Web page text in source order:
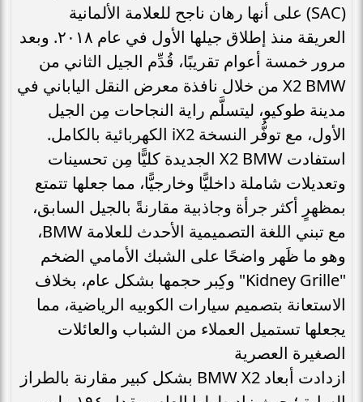
(SAC) على أنها رهان ناجح للعلامة الألمانية
العريقة منذ إطلاق جيلها الأول في عام ٢٠١٨. وبعد
مرور خمسة أعوام تقريبًا، قُدِّم الجيل الثاني من
X2 BMW من خلال نافذة معرض النقل الياباني في
مدينة طوكيو، ليتسلَّم راية النجاحات مِن الجيل
الأول، مع توفُّر النسخة iX2 الكهربائية بالكامل.
استفادت X2 BMW الجديدة كليًّا مِن تحسينات
وتعديلات شاملة داخليًّا وخارجيًّا، مما جعلها تتمتع
بمظهرٍ أكثر جرأة وجاذبية مقارنةً بالجيل السابق،
مع تبني اللغة التصميمية الأحدث للعلامة BMW،
وهو ما ظَهر واضحًا على الشبك الأمامي الضخم
"Kidney Grille" وكِبر حجمها بشكل عام، بخلاف
الاستعانة بتصميم سيارات الكوبيه الرياضية، مما
يجعلها تستميل العملاء من الشباب والعائلات
الصغيرة العصرية
ازدادت أبعاد BMW X2 بشكل كبير مقارنة بالطراز